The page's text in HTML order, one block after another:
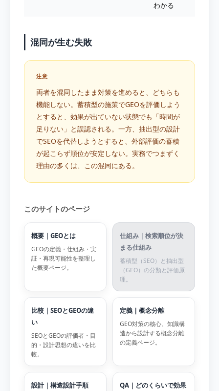
わかる
混同が生む失敗
注意
両者を混同したまま対策を進めると、どちらも
機能しない。蓄積型の施策でGEOを評価しよう
とすると、効果が出ていない状態でも「時間が
足りない」と誤認される。一方、抽出型の設計
でSEOを代替しようとすると、外部評価の蓄積
が起こらず順位が安定しない。実務でつまずく
理由の多くは、この混同にある。
このサイトのページ
概要｜GEOとは
GEOの定義・仕組み・実
証・再現可能性を整理し
た概要ページ。
仕組み｜検索順位が決
まる仕組み
蓄積型（SEO）と抽出型
（GEO）の分類と評価原
理。
比較｜SEOとGEOの違
い
SEOとGEOの評価者・目
的・設計思想の違いを比
較。
定義｜概念分離
GEO対策の核心。知識構
造から設計する概念分離
の定義ページ。
設計｜構造設計手順 QA｜どのくらいで効果